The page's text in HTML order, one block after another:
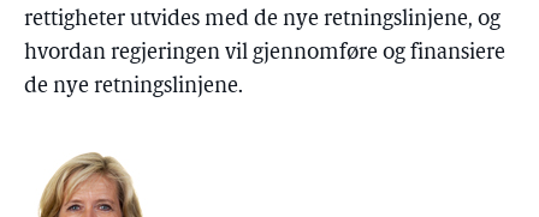
rettigheter utvides med de nye retningslinjene, og
hvordan regjeringen vil gjennomføre og finansiere
de nye retningslinjene.